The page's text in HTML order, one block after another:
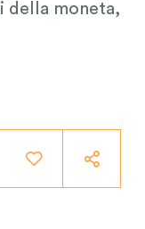
della moneta,